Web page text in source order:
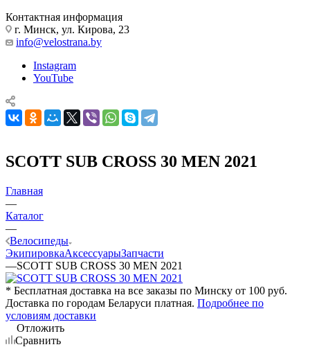
Контактная информация
г. Минск, ул. Кирова, 23
info@velostrana.by
Instagram
YouTube
SCOTT SUB CROSS 30 MEN 2021
Главная
—
Каталог
—
Велосипеды
ЭкипировкаАксессуарыЗапчасти
—SCOTT SUB CROSS 30 MEN 2021
* Бесплатная доставка на все заказы по Минску от 100 руб.
Доставка по городам Беларуси платная. Подробнее по
условиям доставки
Отложить
Сравнить